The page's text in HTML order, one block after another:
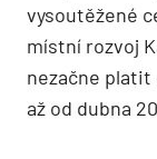
vysoutěžené
místní rozvoj
nezačne platit
až od dubna